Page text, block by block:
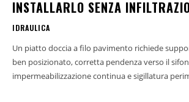
INSTALLARLO SENZA
IDRAULICA
Un piatto doccia a filo pavimento richiede
ben posizionato, corretta pendenza verso il
impermeabilizzazione continua e sigillatura